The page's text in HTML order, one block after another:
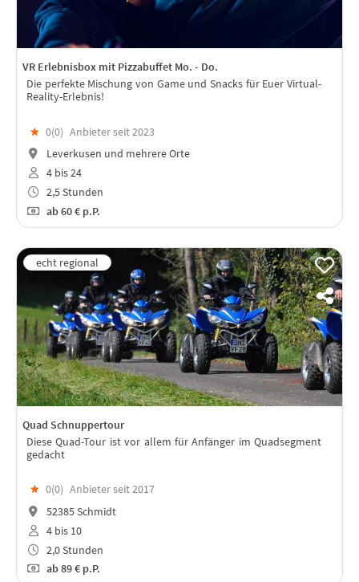
VR Erlebnisbox mit Pizzabuffet Mo. - Do.
Die perfekte Mischung von Game und Snacks für Euer Virtual-
Reality-Erlebnis!
★ 0(0) Anbieter seit 2023
Leverkusen und mehrere Orte
4 bis 24
2,5 Stunden
ab60 € p.P.
Quad Schnuppertour
Diese Quad-Tour ist vor allem für Anfänger im Quadsegment
gedacht
★ 0(0) Anbieter seit 2017
52385 Schmidt
4 bis 10
2,0 Stunden
ab89 € p.P.